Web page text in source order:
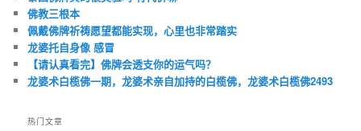
佛教三根本
佩戴佛牌祈祷愿望都能实现，心里也非常踏实
龙婆托自身像 感冒
【请认真看完】佛牌会透支你的运气吗？
龙婆术白榄佛一期，龙婆术亲自加持的白榄佛，龙婆术白榄佛2493
热门文章